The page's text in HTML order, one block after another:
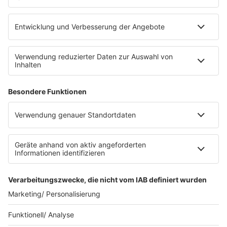
eröffnet. Direkt an der Medizinischen Klinik bietet es
E-Bikes über eine Photovoltaikanlage auf dem …
Impressum
Datenschutzerklärung
Datenschutzeinstellungen
Radioplayer